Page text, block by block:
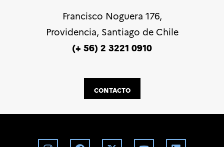
Francisco Noguera 176,
Providencia, Santiago de Chile
(+ 56) 2 3221 0910
CONTACTO